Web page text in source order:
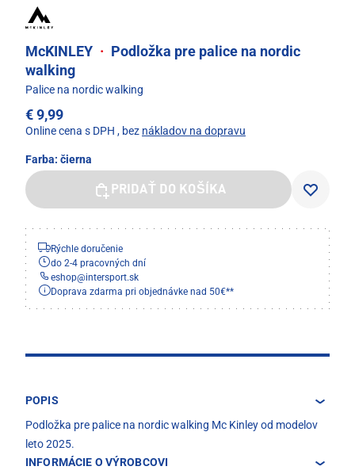
McKINLEY · Podložka pre palice na nordic
walking
Palice na nordic walking
€ 9,99
Online cena s DPH , bez nákladov na dopravu
Farba: čierna
PRIDAŤ DO KOŠÍKA
Rýchle doručenie
do 2-4 pracovných dní
eshop@intersport.sk
Doprava zdarma pri objednávke nad 50€**
POPIS
Podložka pre palice na nordic walking Mc Kinley od modelov
leto 2025.
INFORMÁCIE O VÝROBCOVI